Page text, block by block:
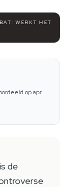
WERKT HET
op apr
de